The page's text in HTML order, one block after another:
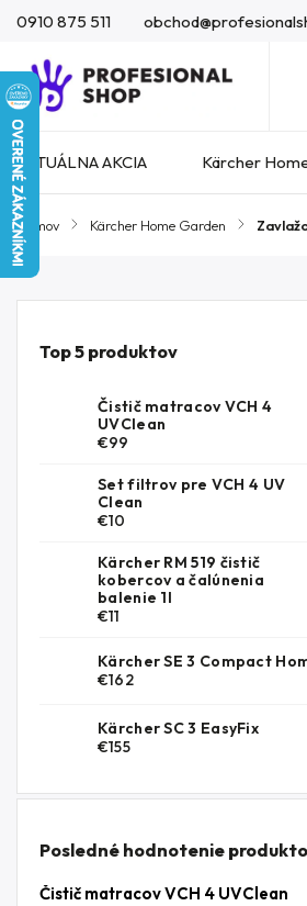
0910 875 511
AKTUÁLNA AKCIA Kärcher
Domov / Kärcher Home Garden /
Top 5 produktov
Čistič matracov VCH 4
UVClean
€99
Set filtrov pre VCH 4 UV
Clean
€10
Kärcher RM 519 čistič
kobercov a čalúnenia
balenie 1l
€11
Kärcher SE 3 Compact
€162
Kärcher SC 3 EasyFix
€155
Posledné hodnotenie
Čistič matracov VCH 4 UVClean